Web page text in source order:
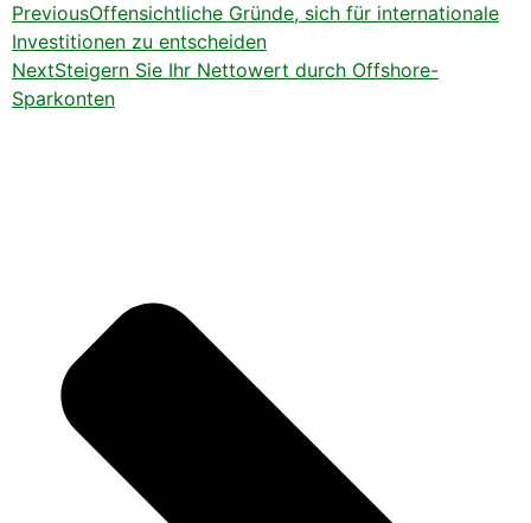
PreviousOffensichtliche Gründe, sich für internationale
Investitionen zu entscheiden
NextSteigern Sie Ihr Nettowert durch Offshore-
Sparkonten